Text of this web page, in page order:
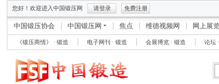
您好！欢迎进入中国锻压网 请登录 免费注册
中国锻压协会 中国锻压网 焦点 维德视频网 网上展
《锻压商情》 · 锻造 电子网刊 · 锻造 会展博览 · 锻造 论坛